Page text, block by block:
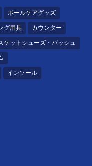
ボールケアグッズ
グ用具 カウンター
ケットシューズ・バッシュ
インソール